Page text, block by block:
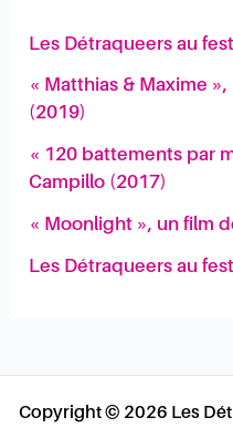
Les Détraqueers au
« Matthias & Maxime
(2019)
« 120 battements par
Campillo (2017)
« Moonlight », un film
Les Détraqueers au
Copyright © 2026 Les